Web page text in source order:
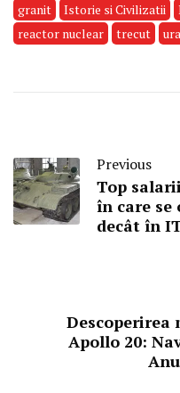
granit
Istorie si Civilizatii
reactor nuclear
trecut
Previous
Top
în care
decât în
Descoperirea
Apollo 20: